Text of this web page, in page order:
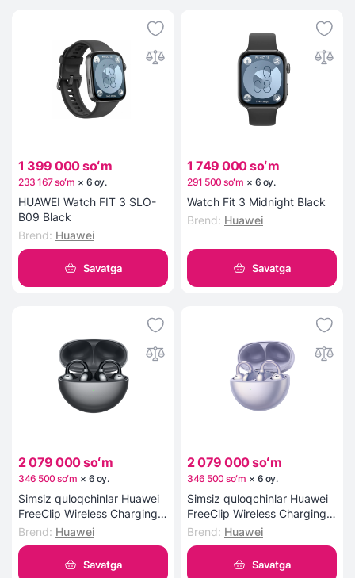
1 399 000 soʻm
233 167 soʻm × 6 oy.
HUAWEI Watch FIT 3 SLO-
B09 Black
Brend: Huawei
Savatga
1 749 000 soʻm
291 500 soʻm × 6 oy.
Watch Fit 3 Midnight Black
Brend: Huawei
Savatga
2 079 000 soʻm
346 500 soʻm × 6 oy.
Simsiz quloqchinlar Huawei
FreeClip Wireless Charging
Black
Brend: Huawei
Savatga
2 079 000 soʻm
346 500 soʻm × 6 oy.
Simsiz quloqchinlar Huawei
FreeClip Wireless Charging
Purple
Brend: Huawei
Savatga